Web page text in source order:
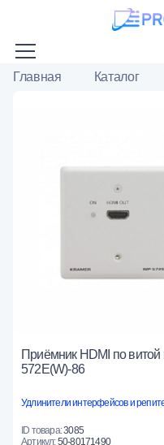
Главная Каталог
Приёмник HDMI по
572E(W)-86
Удлинители интерфейсов и
ID товара:3085
Артикул:50-80171490